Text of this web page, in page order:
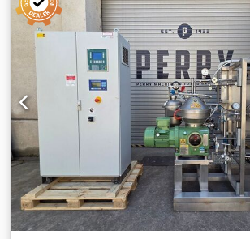
instelbaar van 0 tot 100 °C. Maximale
tpm. Aangedreven door een 3,7 kW
bedieningspaneel. Alles gemonteerd op
gemeenschappelijk roestvrijstalen
Djdpfx Anjzcwptjdewa